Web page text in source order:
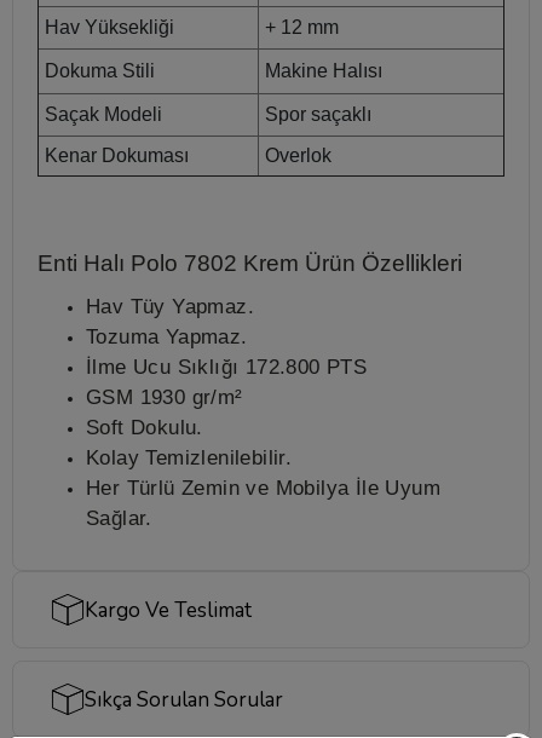
Hav Yüksekliği + 12 mm
Dokuma Stili Makine Halısı
Saçak Modeli
Spor saçaklı
Kenar Dokuması
Overlok
Enti Halı Polo 7802 Krem Ürün Özellikleri
Hav Tüy Yapmaz.
Tozuma Yapmaz.
İlme Ucu Sıklığı 172.800 PTS
GSM 1930 gr/m²
Soft Dokulu.
Kolay Temizlenilebilir.
Her Türlü Zemin ve Mobilya İle Uyum
Sağlar.
Kargo Ve Teslimat
Sıkça Sorulan Sorular